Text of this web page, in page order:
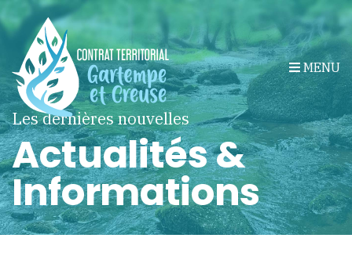
MENU
Les dernières nouvelles
Actualités &
Informations